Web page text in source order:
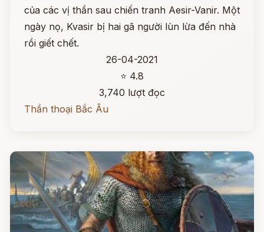
của các vị thần sau chiến tranh Aesir-Vanir. Một
ngày nọ, Kvasir bị hai gã người lùn lừa đến nhà
rồi giết chết.
26-04-2021
⭐ 4.8
3,740 lượt đọc
Thần thoại Bắc Âu